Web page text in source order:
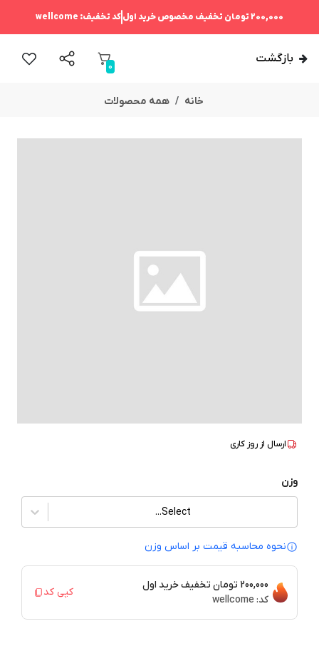
200,000 تومان تخفیف مخصوص خرید اولکد تخفیف: wellcome
بازگشت
0
خانه همه محصولات
ارسال از روز کاری
وزن
Select...
نحوه محاسبه قیمت بر‌ اساس وزن
200,000 تومان
تخفیف خرید اول
کد: wellcome
کپی کد